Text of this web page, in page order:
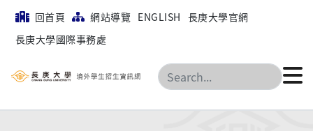
回首頁 網站導覽 ENGLISH 長庚大學官網
長庚大學國際事務處
搜尋